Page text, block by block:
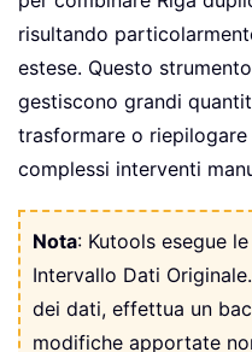
risultando
estese. Questo
gestiscono grandi
trasformare o
complessi interventi
Nota: Kutools esegue
Intervallo Dati
dei dati, effettua un
modifiche apportate